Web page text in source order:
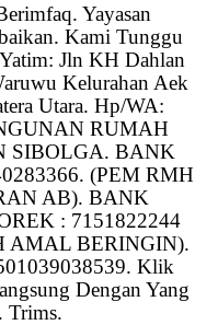
Yayasan
Kami Tunggu
Jln KH Dahlan
Kelurahan Aek
Utara. Hp/WA:
RUMAH
SIBOLGA. BANK
(PEM RMH
AB). BANK
: 7151822244
AMAL BERINGIN).
Klik
Dengan Yang
Trims.